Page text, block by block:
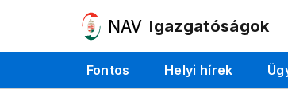
Igazgatóságok
Fontos Helyi hírek